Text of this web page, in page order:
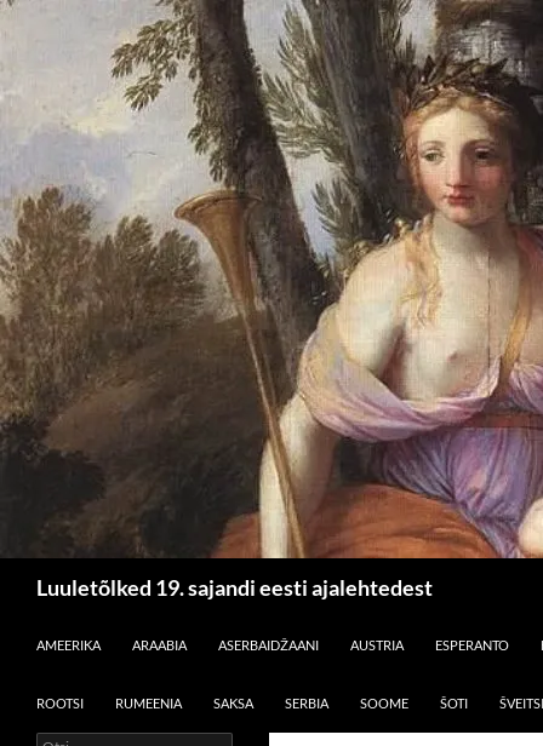
Luuletõlked 19. sajandi eesti ajalehtedest
AMEERIKA
ARAABIA ASERBAIDŽAANI AUSTRIA ESPERANTO
ROOTSI RUMEENIA SAKSA SERBIA SOOME ŠOTI ŠVEITSI
Otsi: